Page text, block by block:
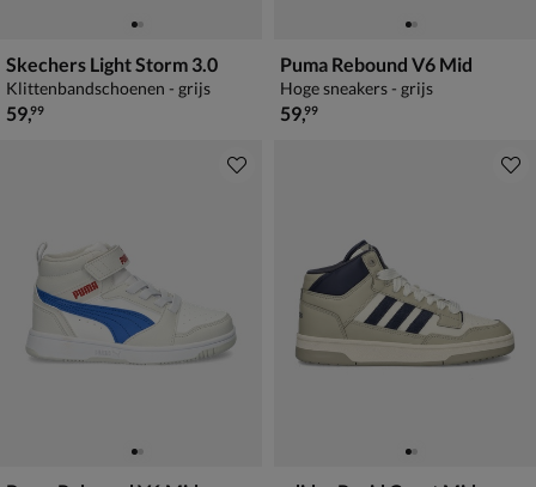
Skechers Light Storm 3.0
Klittenbandschoenen - grijs
€ 59,99
59,99
Puma Rebound V6 Mid
Hoge sneakers - grijs
€ 59,99
59,99